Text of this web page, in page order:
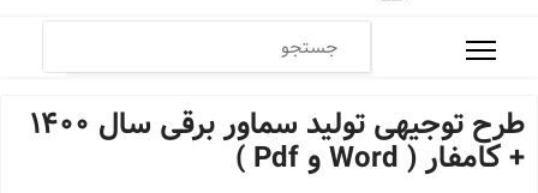
طرح توجیهی تولید سماور برقی سال 1400
+ کامفار ( Word و Pdf )